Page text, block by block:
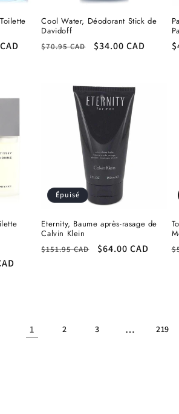
Cool Water, Déodorant Stick de
Davidoff
Prix
$70.95 CAD
Prix
$34.00 CAD
Épuisé
Eternity, Baume après-rasage de
Calvin Klein
Prix
$151.95 CAD
Prix
$64.00 CAD
1 2 3 … 219